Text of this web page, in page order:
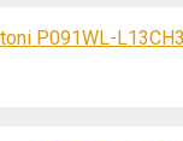
P091WL-